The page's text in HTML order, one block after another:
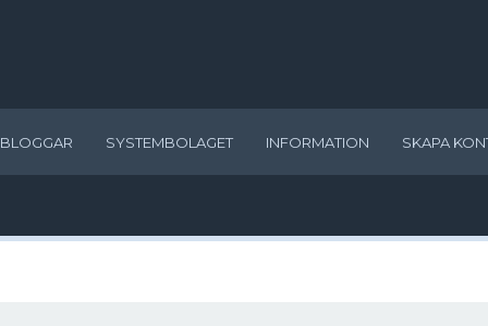
BLOGGAR SYSTEMBOLAGET INFORMATION SKAPA